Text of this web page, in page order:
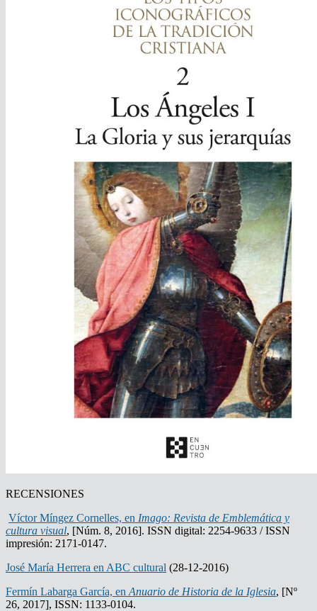
RECENSIONES
Víctor Míngez Cornelles, en Imago: Revista de Emblemática y
cultura visual, [Núm. 8, 2016]. ISSN digital: 2254-9633 / ISSN
impresión: 2171-0147.
José María Herrera en ABC cultural (28-12-2016)
Fermín Labarga García, en Anuario de Historia de la Iglesia, [Nº
26, 2017], ISSN: 1133-0104.